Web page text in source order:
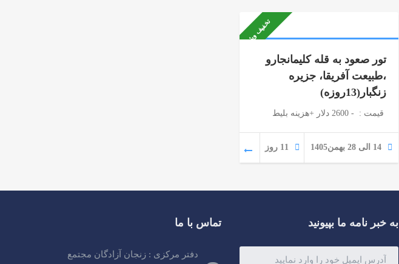
تخفیف ویژه
تور صعود به قله کلیمانجارو
،طبیعت آفریقا، جزیره
زنگبار(13روزه)
قیمت : - 2600 دلار +هزینه بلیط
14 الی 28 بهمن1405 11 روز
به خبر نامه ما بپیونید تماس با ما
دفتر مرکزی : زنجان آزادگان مجتمع